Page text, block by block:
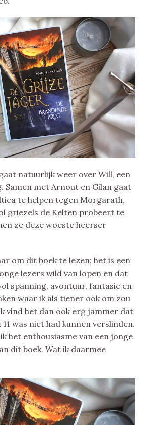
natuurlijk weer over Will, een
Samen met Arnout en Gilan gaat
te helpen tegen Morgarath,
griezels de Kelten probeert te
ze deze woeste heerser
om dit boek te lezen; het is een
lezers wild van lopen en dat
spanning, avontuur, fantasie en
waar ik als tiener ook om zou
vind het dan ook erg jammer dat
was niet had kunnen verslinden.
het enthousiasme van een jonge
dit boek. Wat ik daarmee